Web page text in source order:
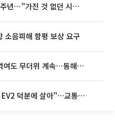
임영웅, 어느덧 데뷔 10주년⋯"가진 것 없던 시절, 내 앞엔 20명의 팬뿐"
소음피해 함평 보상 요구
[내일 날씨] 폭염 한풀 꺾여도 무더위 계속⋯동해안 이틀 연속 비
'굿 윌 헌팅' 배우 "기아 EV2 덕분에 살아"…교통사고 후 안전성 극찬